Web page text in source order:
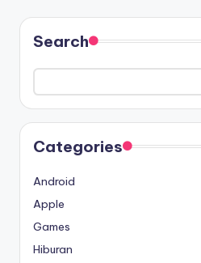
Search
Categories
Android
Apple
Games
Hiburan